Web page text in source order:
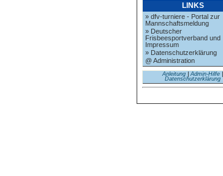
LINKS
» dfv-turniere - Portal zur
Mannschaftsmeldung
» Deutscher
Frisbeesportverband und
Impressum
» Datenschutzerklärung
@ Administration
Anleitung| Admin-Hilfe|
Datenschutzerklärung